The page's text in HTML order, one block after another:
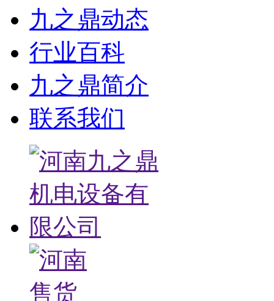
九之鼎动态
行业百科
九之鼎简介
联系我们